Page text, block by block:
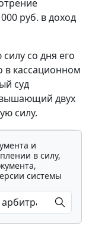
руб. в доход
со дня его
кассационном
суд
двух
силу.
и
в силу,
системы